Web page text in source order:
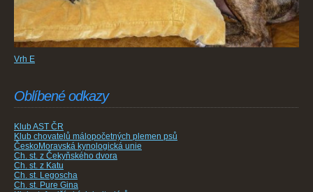
Vrh E
Oblíbené odkazy
Klub AST ČR
Klub chovatelů málopočetných plemen psů
ČeskoMoravská kynologická unie
Ch. st. z Čekyňského dvora
Ch. st. z Katu
Ch. st. Legoscha
Ch. st. Pure Gina